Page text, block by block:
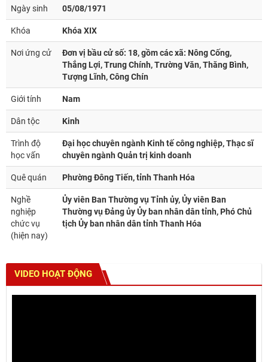
Ngày sinh 05/08/1971
Khóa Khóa XIX
Nơi ứng cử
Đơn vị bầu cử số: 18, gồm các xã: Nông Cống,
Thắng Lợi, Trung Chính, Trường Văn, Thăng Bình,
Tượng Lĩnh, Công Chín
Giới tính Nam
Dân tộc Kinh
Trình độ
học vấn
Đại học chuyên ngành Kinh tế công nghiệp, Thạc sĩ
chuyên ngành Quản trị kinh doanh
Quê quán Phường Đông Tiến, tỉnh Thanh Hóa
Nghề
nghiệp
chức vụ
(hiện nay)
Ủy viên Ban Thường vụ Tỉnh ủy, Ủy viên Ban
Thường vụ Đảng ủy Ủy ban nhân dân tỉnh, Phó Chủ
tịch Ủy ban nhân dân tỉnh Thanh Hóa
VIDEO HOẠT ĐỘNG